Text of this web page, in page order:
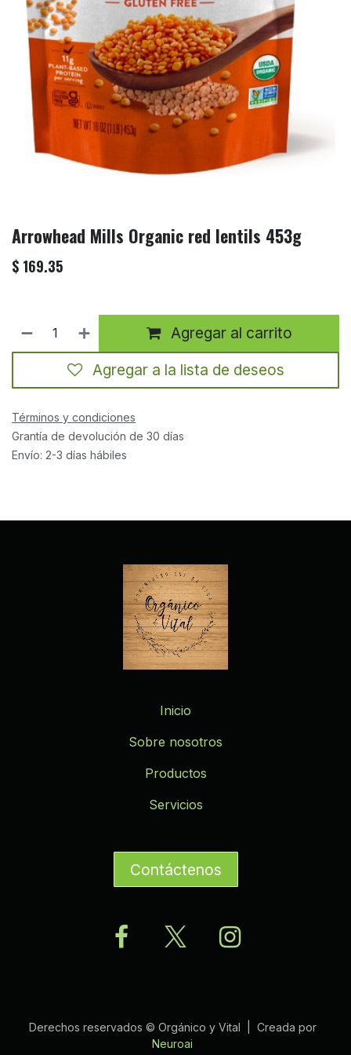
Arrowhead Mills Organic red lentils 453g
$ 169.35
Agregar al carrito
Agregar a la lista de deseos
Términos y condiciones
Grantía de devolución de 30 días
Envío: 2-3 días hábiles
Inicio
Sobre nosotros
Productos
Servicios
Contáctenos
Derechos reservados © Orgánico y Vital | Creada por
Neuroai